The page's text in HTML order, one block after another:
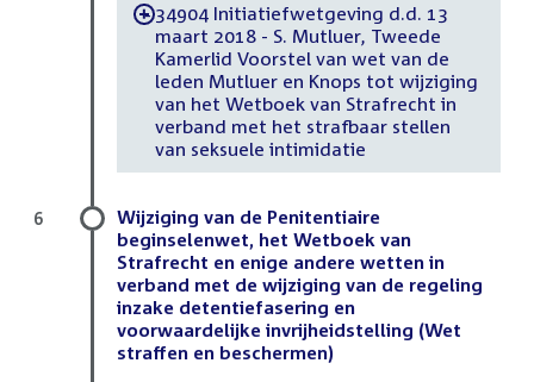
-34904 Initiatiefwetgeving d.d. 13
maart 2018 - S. Mutluer, Tweede
Kamerlid Voorstel van wet van de
leden Mutluer en Knops tot wijziging
van het Wetboek van Strafrecht in
verband met het strafbaar stellen
van seksuele intimidatie
Wijziging van de Penitentiaire
beginselenwet, het Wetboek van
Strafrecht en enige andere wetten in
verband met de wijziging van de regeling
inzake detentiefasering en
voorwaardelijke invrijheidstelling (Wet
straffen en beschermen)
6